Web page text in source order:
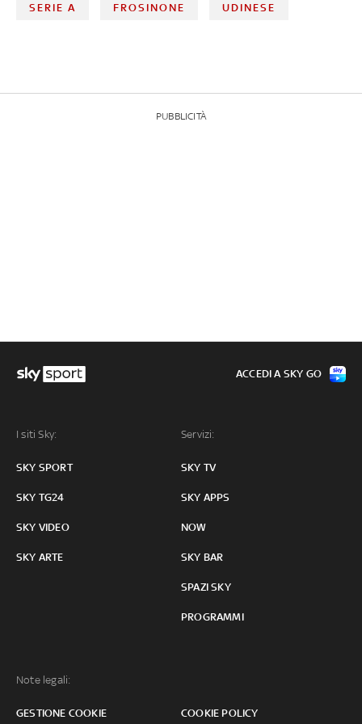
SERIE A FROSINONE UDINESE
PUBBLICITÀ
I siti Sky:
SKY SPORT
SKY TG24
SKY VIDEO
SKY ARTE
Servizi:
SKY TV
SKY APPS
NOW
SKY BAR
SPAZI SKY
PROGRAMMI
Note legali:
GESTIONE COOKIE COOKIE POLICY
ACCEDI A SKY GO